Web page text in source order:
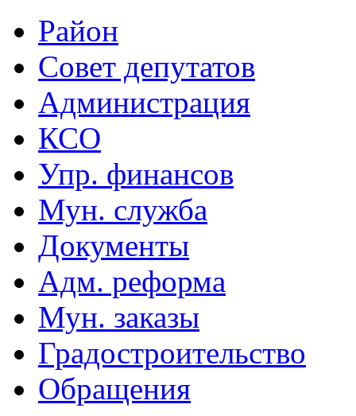
Район
Совет депутатов
Администрация
КСО
Упр. финансов
Мун. служба
Документы
Адм. реформа
Мун. заказы
Градостроительство
Обращения